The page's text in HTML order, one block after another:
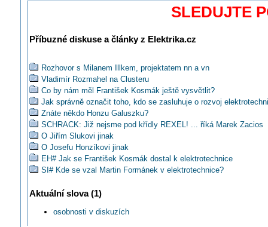
SLEDUJTE
Příbuzné diskuse a články z Elektrika.cz
Rozhovor s Milanem Illkem, projektatem nn a vn
Vladimír Rozmahel na Clusteru
Co by nám měl František Kosmák ještě vysvětlit?
Jak správně označit toho, kdo se zasluhuje o rozvoj
Znáte někdo Honzu Galuszku?
SCHRACK: Již nejsme pod křídly REXEL! ... říká Marek Zacios
O Jiřím Slukovi jinak
O Josefu Honzíkovi jinak
EH# Jak se František Kosmák dostal k elektrotechnice
SI# Kde se vzal Martin Formánek v elektrotechnice?
Pavel Horský rumunského elektrikáře klidně zaměstná!
SI# Jaká je elektrotechnická historie Viktora Strouhala?
Aktuální slova (1)
osobnosti v diskuzích